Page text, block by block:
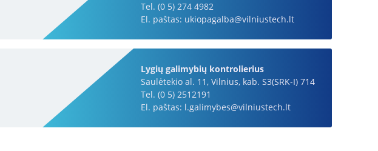
Tel. (0 5) 274 4982
El. paštas: ukiopagalba@vilniustech.lt
Lygių galimybių kontrolierius
Saulėtekio al. 11, Vilnius, kab. S3(SRK-I) 714
Tel. (0 5) 2512191
El. paštas: l.galimybes@vilniustech.lt